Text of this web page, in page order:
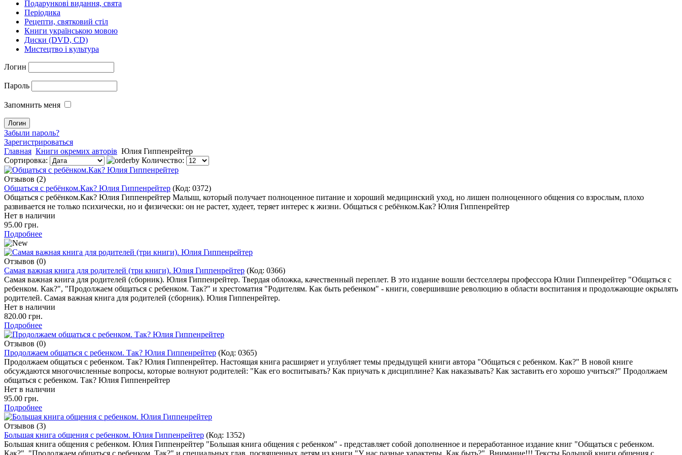
Подарункові видання, свята
Періодика
Рецепти, святковий стіл
Книги українською мовою
Диски (DVD, CD)
Мистецтво і культура
Логин
Пароль
Запомнить меня
Забыли пароль?
Зарегистрироваться
Главная Книги окремих авторів Юлия Гиппенрейтер
Сортировка:
Количество:
Отзывов (2)
Общаться с ребёнком.Как? Юлия Гиппенрейтер (Код: 0372)
Общаться с ребёнком.Как? Юлия Гиппенрейтер Малыш, который получает полноценное питание и хороший медицинский уход, но лишен полноценного общения со взрослым, плохо
развивается не только психически, но и физически: он не растет, худеет, теряет интерес к жизни. Общаться с ребёнком.Как? Юлия Гиппенрейтер
Нет в наличии
95.00 грн.
Подробнее
Отзывов (0)
Самая важная книга для родителей (три книги). Юлия Гиппенрейтер (Код: 0366)
Самая важная книга для родителей (сборник). Юлия Гиппенрейтер. Твердая обложка, качественный переплет. В это издание вошли бестселлеры профессора Юлии Гиппенрейтер "Общаться с
ребенком. Как?", "Продолжаем общаться с ребенком. Так?" и хрестоматия "Родителям. Как быть ребенком" - книги, совершившие революцию в области воспитания и продолжающие ок­рылять
родителей. Самая важная книга для родителей (сборник). Юлия Гиппенрейтер.
Нет в наличии
820.00 грн.
Подробнее
Отзывов (0)
Продолжаем общаться с ребенком. Так? Юлия Гиппенрейтер (Код: 0365)
Продолжаем общаться с ребенком. Так? Юлия Гиппенрейтер. Настоящая книга расширяет и углубляет темы предыдущей книги автора "Общаться с ребенком. Как?" В новой книге
обсуждаются многочисленные вопросы, которые волнуют родителей: "Как его воспитывать? Как приучать к дисциплине? Как наказывать? Как заставить его хорошо учиться?" Продолжаем
общаться с ребенком. Так? Юлия Гиппенрейтер
Нет в наличии
95.00 грн.
Подробнее
Отзывов (3)
Большая книга общения с ребенком. Юлия Гиппенрейтер (Код: 1352)
Большая книга общения с ребенком. Юлия Гиппенрейтер "Большая книга общения с ребенком" - представляет собой дополненное и переработанное издание книг "Общаться с ребенком.
Как?", "Продолжаем общаться с ребенком. Так?" и специальных глав, посвященных детям из книги "У нас разные характеры. Как быть?". Внимание!!! Тексты Большой книги общения с